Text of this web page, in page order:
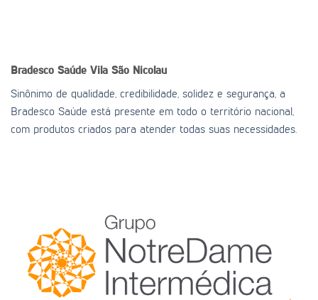
Bradesco Saúde Vila São Nicolau
Sinônimo de qualidade, credibilidade, solidez e segurança, a
Bradesco Saúde está presente em todo o território nacional,
com produtos criados para atender todas suas necessidades.